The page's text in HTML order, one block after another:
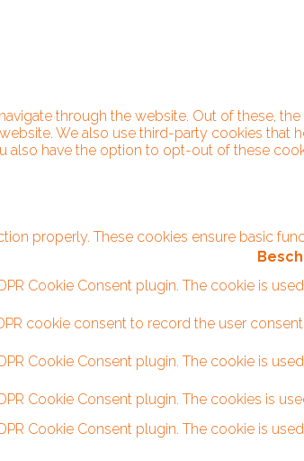
through the website. Out of these,
We also use third-party cookies that
have the option to opt-out of these
properly. These cookies ensure basic
Cookie Consent plugin. The cookie is
cookie consent to record the user
Cookie Consent plugin. The cookie is
Cookie Consent plugin. The cookies is
Cookie Consent plugin. The cookie is